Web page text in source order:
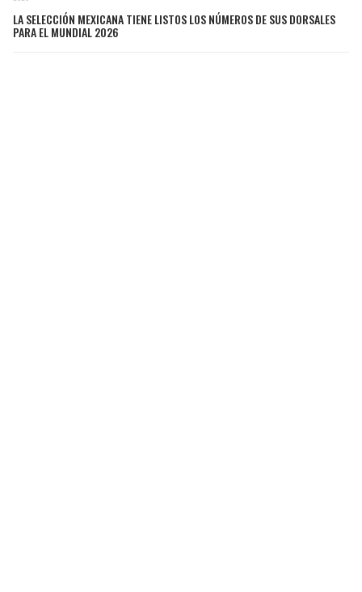
LA SELECCIÓN MEXICANA TIENE LISTOS LOS NÚMEROS DE SUS DORSALES
PARA EL MUNDIAL 2026